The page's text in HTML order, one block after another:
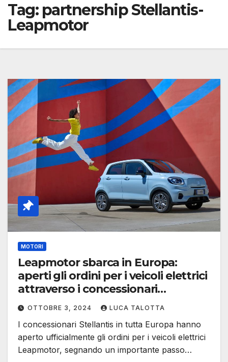
Tag: partnership Stellantis-
Leapmotor
MOTORI
Leapmotor sbarca in Europa:
aperti gli ordini per i veicoli elettrici
attraverso i concessionari
Stellantis
OTTOBRE 3, 2024 LUCA TALOTTA
I concessionari Stellantis in tutta Europa hanno
aperto ufficialmente gli ordini per i veicoli elettrici
Leapmotor, segnando un importante passo…